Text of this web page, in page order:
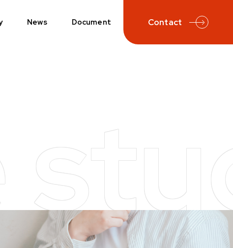
News Document Contact